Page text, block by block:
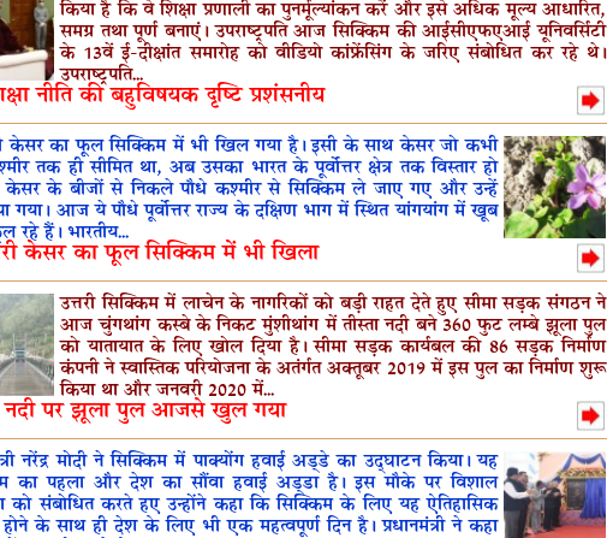
किया है कि वे शिक्षा प्रणाली का पुनर्मूल्यांकन करें और इसे अधिक मूल्य आधारित,
समग्र तथा पूर्ण बनाएं। उपराष्‍ट्रपति आज सिक्किम की आईसीएफएआई यूनिवर्सिटी
के 13वें ई-दीक्षांत समारोह को वीडियो कांफ्रेंसिंग के जरिए संबोधित कर रहे थे।
उपराष्‍ट्रपति...
नीति की बहुविषयक दृष्टि प्रशंसनीय
केसर का फूल सिक्किम में भी खिल गया है। इसी के साथ केसर जो कभी
तक ही सीमित था, अब उसका भारत के पूर्वोत्तर क्षेत्र तक विस्तार हो
केसर के बीजों से निकले पौधे कश्मीर से सिक्किम ले जाए गए और उन्हें
गया। आज ये पौधे पूर्वोत्तर राज्य के दक्षिण भाग में स्थित यांगयांग में खूब
हैं। भारतीय...
केसर का फूल सिक्किम में भी खिला
उत्तरी सिक्किम में लाचेन के नागरिकों को बड़ी राहत देते हुए सीमा सड़क संगठन ने
आज चुंगथांग कस्बे के निकट मुंशीथांग में तीस्ता नदी बने 360 फुट लम्बे झूला पुल
को यातायात के लिए खोल दिया है। सीमा सड़क कार्यबल की 86 सड़क निर्माण
कंपनी ने स्वास्तिक परियोजना के अतंर्गत अक्तूबर 2019 में इस पुल का निर्माण शुरू
किया था और जनवरी 2020 में...
नदी पर झूला पुल आजसे खुल गया
नरेंद्र मोदी ने सिक्किम में पाक्‍योंग हवाई अड्डे का उद्घाटन किया। यह
का पहला और देश का सौंवा हवाई अड्डा है। इस मौके पर विशाल
को संबोधित करते हए उन्‍होंने कहा कि सिक्किम के लिए यह ऐतिहासिक
के साथ ही देश के लिए भी एक महत्‍वपूर्ण दिन है। प्रधानमंत्री ने कहा